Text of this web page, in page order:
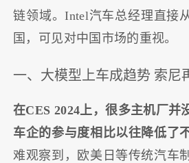
链领域。Intel汽车总经理直接
国，可见对中国市场的重视。
一、大模型上车成趋势 索尼
在CES 2024上，很多主机厂并
车企的参与度相比以往降低了
难观察到，欧美日等传统汽车